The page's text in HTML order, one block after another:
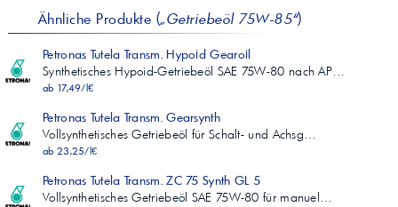
Ähnliche Produkte („Getriebeöl 75W-85“)
Petronas Tutela Transm. Hypoid Gearoil
Synthetisches Hypoid-Getriebeöl SAE 75W-80 nach AP…
ab 17,49/l€
Petronas Tutela Transm. Gearsynth
Vollsynthetisches Getriebeöl für Schalt- und Achsg…
ab 23,25/l€
Petronas Tutela Transm. ZC 75 Synth GL 5
Vollsynthetisches Getriebeöl SAE 75W-80 für manuel…